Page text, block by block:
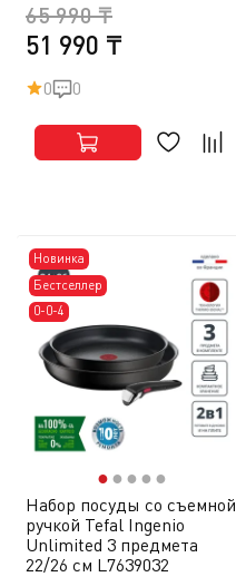
51 990 ₸
65 990 ₸
0 0
Новинка
Бестселлер
0-0-4
●● ● ● ●
Набор посуды со съемной
ручкой Tefal Ingenio
Unlimited 3 предмета
22/26 см L7639032